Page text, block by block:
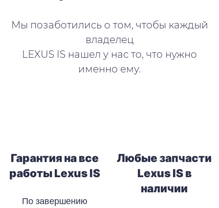
Мы позаботились о том, чтобы каждый
владелец
LEXUS IS нашел у нас то, что нужно
именно ему.
Гарантия на все
работы Lexus IS
По завершению
Любые запчасти
Lexus IS в
наличии